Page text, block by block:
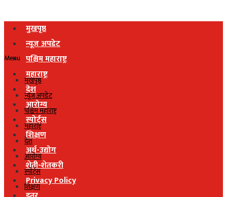
मुखपृष्ठ
न्यूज अपडेट
पश्चिम महाराष्ट्र
महाराष्ट्र
देश
आरोग्य
स्पोर्ट्स
शिक्षण
अर्थ-उद्योग
शेती-शेतकरी
Privacy Policy
Menu
मुखपृष्ठ
न्यूज अपडेट
पश्चिम महाराष्ट्र
महाराष्ट्र
देश
आरोग्य
स्पोर्ट्स
शिक्षण